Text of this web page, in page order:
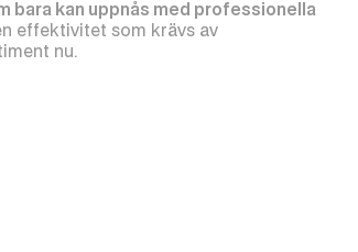
bara kan uppnås med professionella
effektivitet som krävs av
nu.